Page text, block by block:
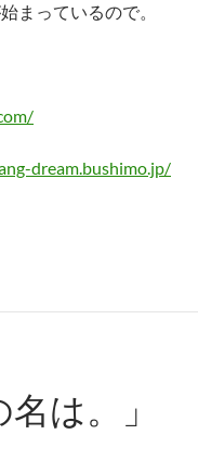
まっているので。
dream.bushimo.jp/
は。」